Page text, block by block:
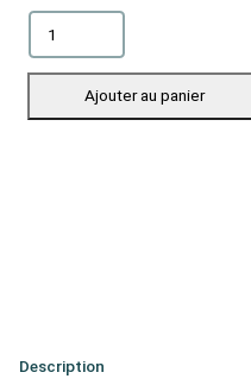
Ajouter au panier
Description